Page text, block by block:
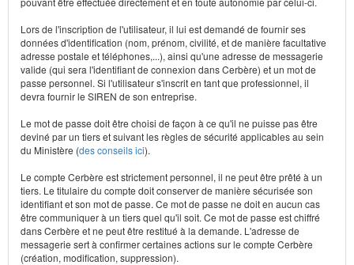
Lors de l'inscription de l'utilisateur, il lui est demandé de fournir ses
données d'identification (nom, prénom, civilité, et de manière facultative
adresse postale et téléphones,...), ainsi qu'une adresse de messagerie
valide (qui sera l'identifiant de connexion dans Cerbère) et un mot de
passe personnel. Si l'utilisateur s'inscrit en tant que professionnel, il
devra fournir le SIREN de son entreprise.
Le mot de passe doit être choisi de façon à ce qu'il ne puisse pas être
deviné par un tiers et suivant les règles de sécurité applicables au sein
du Ministère (des conseils ici).
Le compte Cerbère est strictement personnel, il ne peut être prêté à un
tiers. Le titulaire du compte doit conserver de manière sécurisée son
identifiant et son mot de passe. Ce mot de passe ne doit en aucun cas
être communiquer à un tiers quel qu'il soit. Ce mot de passe est chiffré
dans Cerbère et ne peut être restitué à la demande. L'adresse de
messagerie sert à confirmer certaines actions sur le compte Cerbère
(création, modification, suppression).